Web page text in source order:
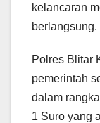
kelancaran
berlangsung.
Polres Blitar
pemerintah
dalam
1 Suro yang